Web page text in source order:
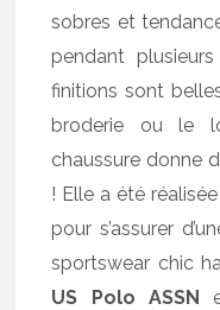
sobres et
pendant
finitions sont
broderie ou le
chaussure donne
! Elle a été
pour s’assurer
sportswear chic
US Polo ASSN